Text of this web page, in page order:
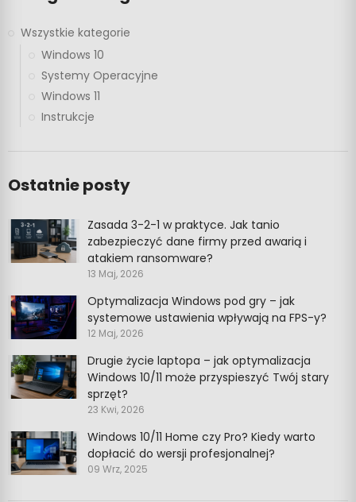
Wszystkie kategorie
Windows 10
Systemy Operacyjne
Windows 11
Instrukcje
Ostatnie posty
Zasada 3-2-1 w praktyce. Jak tanio
zabezpieczyć dane firmy przed awarią i
atakiem ransomware?
13 Maj, 2026
Optymalizacja Windows pod gry – jak
systemowe ustawienia wpływają na FPS-y?
12 Maj, 2026
Drugie życie laptopa – jak optymalizacja
Windows 10/11 może przyspieszyć Twój stary
sprzęt?
23 Kwi, 2026
Windows 10/11 Home czy Pro? Kiedy warto
dopłacić do wersji profesjonalnej?
09 Wrz, 2025